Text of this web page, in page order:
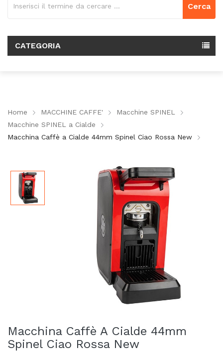
Cerca
CATEGORIA
Home MACCHINE CAFFE'
Macchine SPINEL
Macchine SPINEL a Cialde
Macchina Caffè a Cialde 44mm Spinel Ciao Rossa New
Macchina Caffè A Cialde 44mm
Spinel Ciao Rossa New